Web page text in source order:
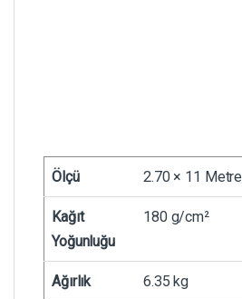
Ölçü 2.70 × 11 Metre
Kağıt
Yoğunluğu
180 g/cm²
Ağırlık 6.35 kg